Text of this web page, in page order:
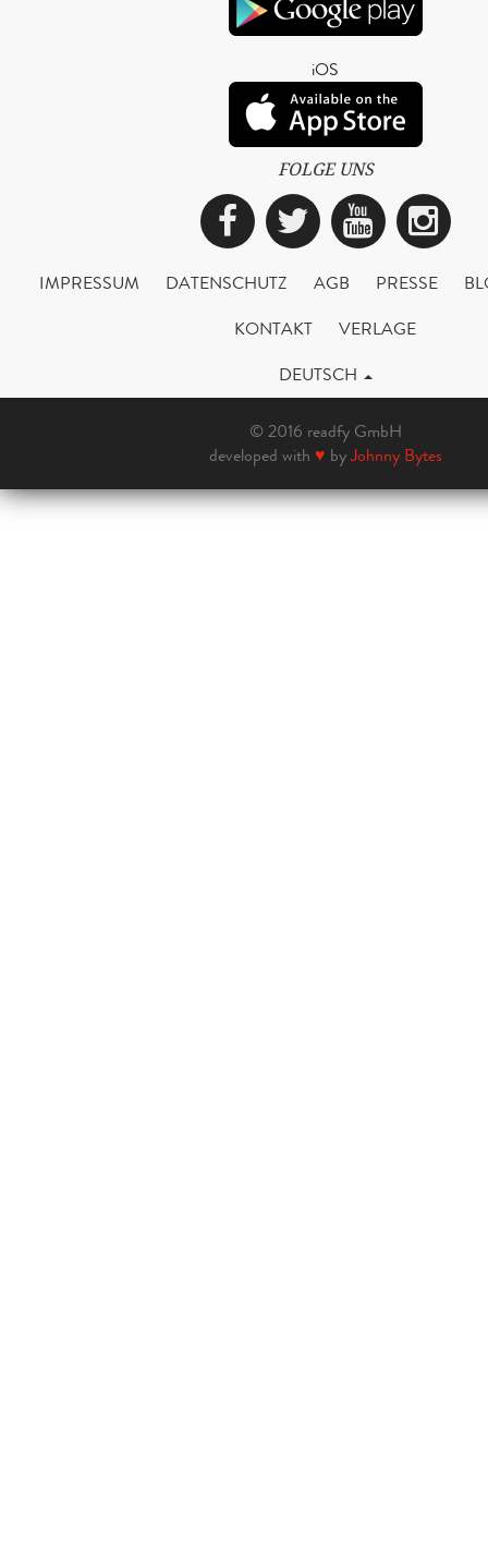
iOS
FOLGE UNS
Facebook
Twitter
IMPRESSUM DATENSCHUTZ AGB PRESSE
KONTAKT
VERLAGE
DEUTSCH
© 2016 readfy GmbH
developed with ♥ byJohnny Bytes